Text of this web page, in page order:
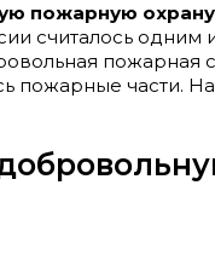
пожарную охрану
считалось одним
пожарная
пожарные части.